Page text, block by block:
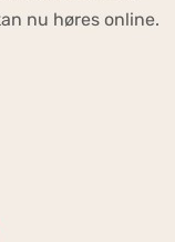
nu høres online.